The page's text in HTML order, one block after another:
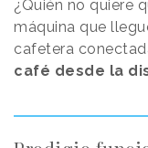
¿Quién no quiere
máquina que
cafetera
café desde la